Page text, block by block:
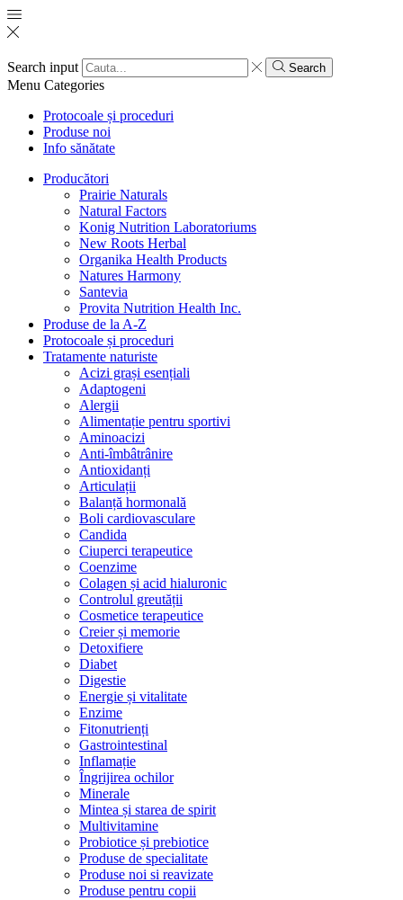
Search input Search
Menu Categories
Protocoale și proceduri
Produse noi
Info sănătate
Producători
Prairie Naturals
Natural Factors
Konig Nutrition Laboratoriums
New Roots Herbal
Organika Health Products
Natures Harmony
Santevia
Provita Nutrition Health Inc.
Produse de la A-Z
Protocoale și proceduri
Tratamente naturiste
Acizi grași esențiali
Adaptogeni
Alergii
Alimentație pentru sportivi
Aminoacizi
Anti-îmbâtrânire
Antioxidanți
Articulații
Balanță hormonală
Boli cardiovasculare
Candida
Ciuperci terapeutice
Coenzime
Colagen și acid hialuronic
Controlul greutății
Cosmetice terapeutice
Creier și memorie
Detoxifiere
Diabet
Digestie
Energie și vitalitate
Enzime
Fitonutrienți
Gastrointestinal
Inflamație
Îngrijirea ochilor
Minerale
Mintea și starea de spirit
Multivitamine
Probiotice și prebiotice
Produse de specialitate
Produse noi si reavizate
Produse pentru copii